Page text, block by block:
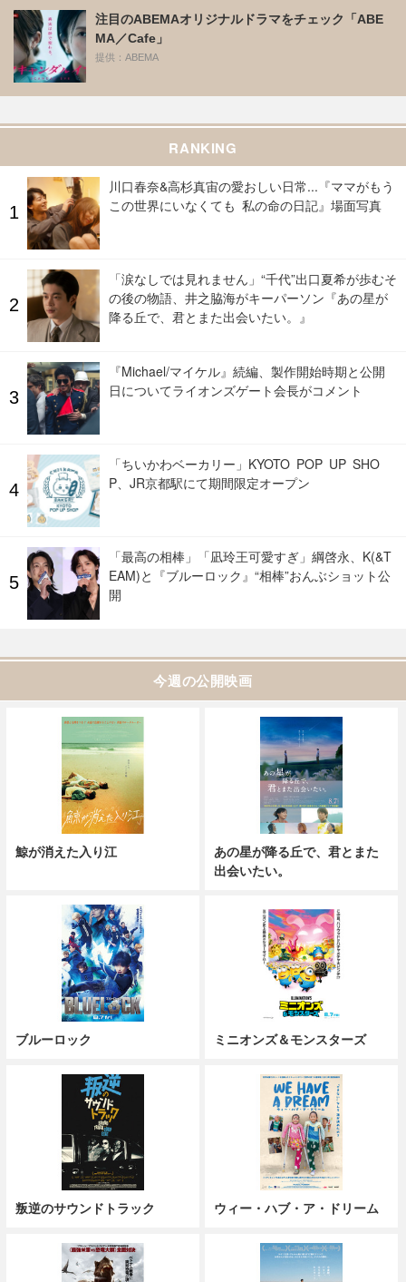
注目のABEMAオリジナルドラマをチェック「ABE
MA／Cafe」
提供：ABEMA
RANKING
川口春奈&高杉真宙の愛おしい日常...『ママがもう
この世界にいなくても 私の命の日記』場面写真
「涙なしでは見れません」“千代”出口夏希が歩むそ
の後の物語、井之脇海がキーパーソン『あの星が
降る丘で、君とまた出会いたい。』
『Michael/マイケル』続編、製作開始時期と公開
日についてライオンズゲート会長がコメント
「ちいかわベーカリー」KYOTO POP UP SHO
P、JR京都駅にて期間限定オープン
「最高の相棒」「凪玲王可愛すぎ」綱啓永、K(&T
EAM)と『ブルーロック』“相棒”おんぶショット公
開
今週の公開映画
鯨が消えた入り江
あの星が降る丘で、君とまた
出会いたい。
ブルーロック ミニオンズ＆モンスターズ
叛逆のサウンドトラック ウィー・ハブ・ア・ドリーム